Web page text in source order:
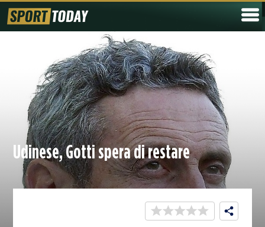
Udinese, Gotti spera di restare